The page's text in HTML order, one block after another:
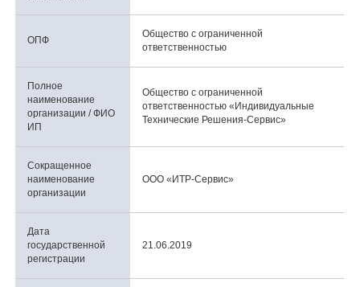
ОПФ
Общество с ограниченной
ответственностью
Полное
наименование
организации / ФИО
ИП
Общество с ограниченной
ответственностью «Индивидуальные
Технические Решения-Сервис»
Сокращенное
наименование
организации
ООО «ИТР-Сервис»
Дата
государственной
регистрации
21.06.2019